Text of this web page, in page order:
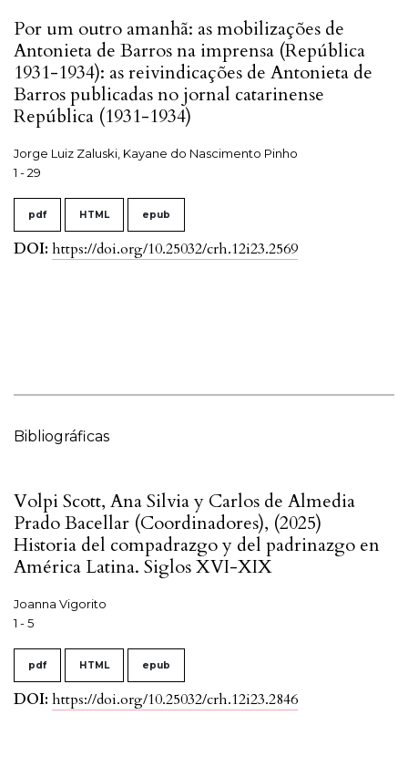
Por um outro amanhã: as mobilizações de
Antonieta de Barros na imprensa (República
1931-1934): as reivindicações de Antonieta de
Barros publicadas no jornal catarinense
República (1931-1934)
Jorge Luiz Zaluski, Kayane do Nascimento Pinho
1 - 29
pdf HTML epub
DOI: https://doi.org/10.25032/crh.12i23.2569
Bibliográficas
Volpi Scott, Ana Silvia y Carlos de Almedia
Prado Bacellar (Coordinadores), (2025)
Historia del compadrazgo y del padrinazgo en
América Latina. Siglos XVI-XIX
Joanna Vigorito
1 - 5
pdf HTML epub
DOI: https://doi.org/10.25032/crh.12i23.2846